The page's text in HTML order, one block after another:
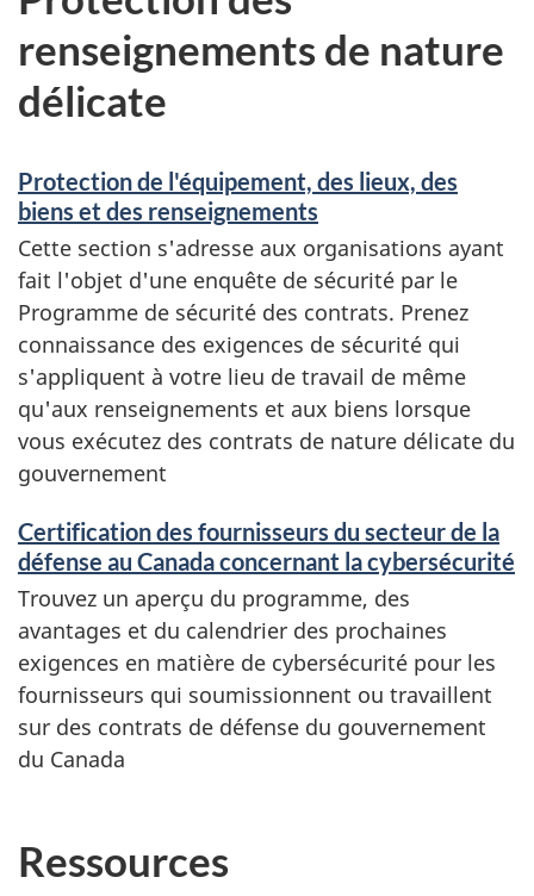
renseignements de nature
délicate
Protection de l'équipement, des lieux, des
biens et des renseignements
Cette section s'adresse aux organisations ayant
fait l'objet d'une enquête de sécurité par le
Programme de sécurité des contrats. Prenez
connaissance des exigences de sécurité qui
s'appliquent à votre lieu de travail de même
qu'aux renseignements et aux biens lorsque
vous exécutez des contrats de nature délicate du
gouvernement
Certification des fournisseurs du secteur de la
défense au Canada concernant la cybersécurité
Trouvez un aperçu du programme, des
avantages et du calendrier des prochaines
exigences en matière de cybersécurité pour les
fournisseurs qui soumissionnent ou travaillent
sur des contrats de défense du gouvernement
du Canada
Ressources